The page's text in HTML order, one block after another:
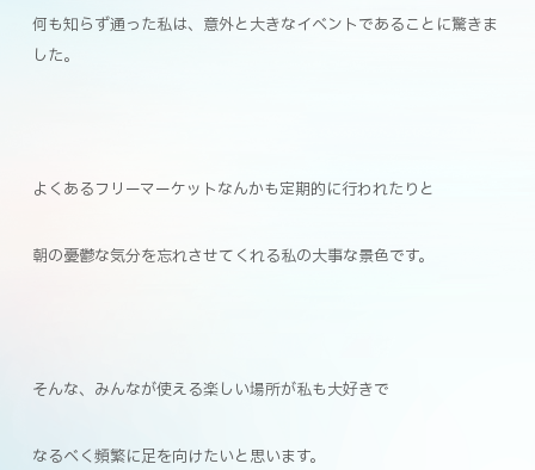
何も知らず通った私は、意外と大きなイベントであることに驚きま
した。
よくあるフリーマーケットなんかも定期的に行われたりと
朝の憂鬱な気分を忘れさせてくれる私の大事な景色です。
そんな、みんなが使える楽しい場所が私も大好きで
なるべく頻繁に足を向けたいと思います。